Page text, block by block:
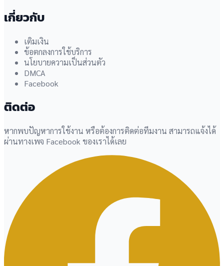
เกี่ยวกับ
เติมเงิน
ข้อตกลงการใช้บริการ
นโยบายความเป็นส่วนตัว
DMCA
Facebook
ติดต่อ
หากพบปัญหาการใช้งาน หรือต้องการติดต่อทีมงาน สามารถแจ้งได้
ผ่านทางเพจ Facebook ของเราได้เลย